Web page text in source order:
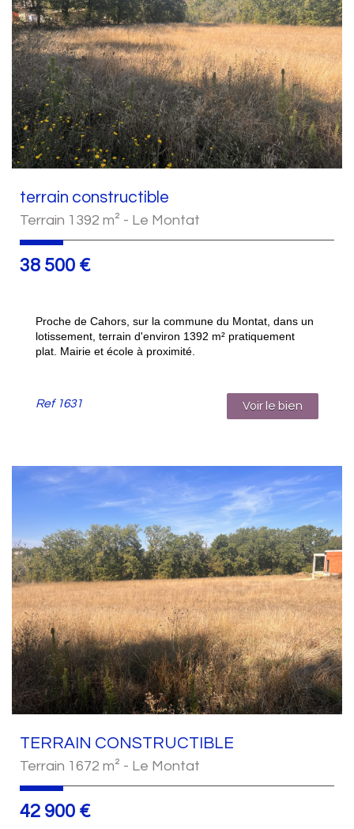
terrain constructible
Terrain 1392 m² - Le Montat
38 500 €
Proche de Cahors, sur la commune du Montat, dans un
lotissement, terrain d'environ 1392 m² pratiquement
plat. Mairie et école à proximité.
Ref1631 Voir le bien
TERRAIN CONSTRUCTIBLE
Terrain 1672 m² - Le Montat
42 900 €